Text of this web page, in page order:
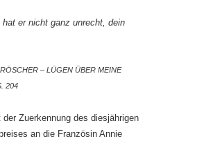
hat er nicht ganz unrecht, dein
– LÜGEN ÜBER MEINE
204
Zuerkennung des diesjährigen
an die Französin Annie